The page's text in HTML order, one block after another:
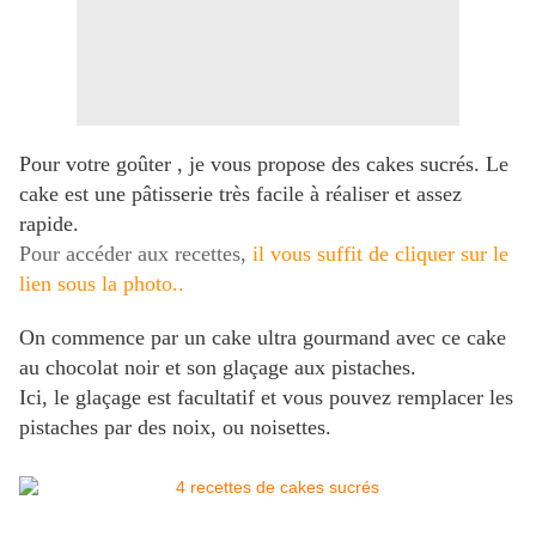
Pour votre goûter , je vous propose des cakes sucrés. Le
cake est une pâtisserie très facile à réaliser et assez
rapide.
Pour accéder aux recettes, il vous suffit de cliquer sur le
lien sous la photo..
On commence par un cake ultra gourmand avec ce cake
au chocolat noir et son glaçage aux pistaches.
Ici, le glaçage est facultatif et vous pouvez remplacer les
pistaches par des noix, ou noisettes.